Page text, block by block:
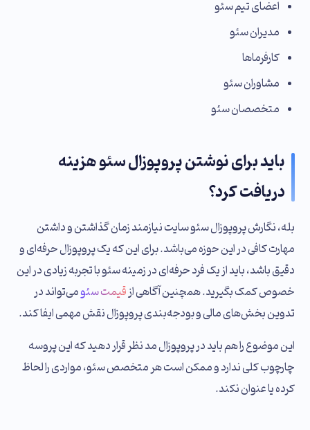
اعضای تیم سئو
مدیران سئو
کارفرما‌ها
مشاوران سئو
متخصصان سئو
باید برای نوشتن پروپوزال سئو هزینه
دریافت کرد؟
بله، نگارش پروپوزال سئو سایت نیازمند زمان گذاشتن و داشتن
مهارت کافی در این حوزه می‌باشد. برای این که یک پروپوزال حرفه‌ای و
دقیق باشد، باید از یک فرد حرفه‌ای در زمینه سئو با تجربه زیادی در این
خصوص کمک بگیرید. همچنین آگاهی ازقیمت سئومی‌تواند در
تدوین بخش‌های مالی و بودجه‌بندی پروپوزال نقش مهمی ایفا کند.
این موضوع را هم باید در پروپوزال مد نظر قرار دهید که این پروسه
چارچوب کلی ندارد و ممکن است هر متخصص سئو، مواردی را لحاظ
کرده یا عنوان نکند.